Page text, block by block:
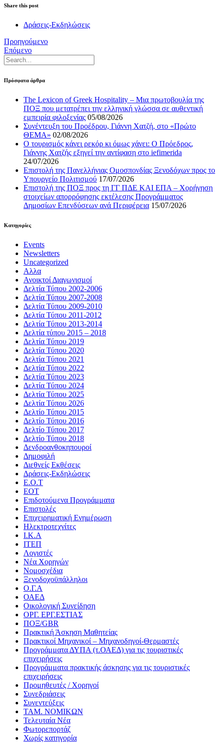
Share this post
Δράσεις-Εκδηλώσεις
Προηγούμενο
Επόμενο
Πρόσφατα άρθρα
The Lexicon of Greek Hospitality – Μια πρωτοβουλία της
ΠΟΞ που μετατρέπει την ελληνική γλώσσα σε αυθεντική
εμπειρία φιλοξενίας 05/08/2026
Συνέντευξη του Προέδρου, Γιάννη Χατζή, στο «Πρώτο
ΘΕΜΑ» 02/08/2026
Ο τουρισμός κάνει ρεκόρ κι όμως χάνει: Ο Πρόεδρος,
Γιάννης Χατζής εξηγεί την αντίφαση στο iefimerida
24/07/2026
Επιστολή της Πανελλήνιας Ομοσπονδίας Ξενοδόχων προς το
Υπουργείο Πολιτισμού 17/07/2026
Επιστολή της ΠΟΞ προς τη ΓΓ ΠΔΕ ΚΑΙ ΕΠΑ – Χορήγηση
στοιχείων απορρόφησης εκτέλεσης Προγράμματος
Δημοσίων Επενδύσεων ανά Περιφέρεια 15/07/2026
Kατηγορίες
Events
Newsletters
Uncategorized
Αλλα
Ανοικτοί Διαγωνισμoί
Δελτία Τύπου 2002-2006
Δελτία Τύπου 2007-2008
Δελτία Τύπου 2009-2010
Δελτία Τύπου 2011-2012
Δελτία Τύπου 2013-2014
Δελτία τύπου 2015 – 2018
Δελτία Τύπου 2019
Δελτία Τύπου 2020
Δελτία Τύπου 2021
Δελτία Τύπου 2022
Δελτία Τύπου 2023
Δελτία Τύπου 2024
Δελτία Τύπου 2025
Δελτία Τύπου 2026
Δελτίο Τύπου 2015
Δελτίο Τύπου 2016
Δελτίο Τύπου 2017
Δελτίο Τύπου 2018
Δενδροανθοκηπουροί
Δημοφιλή
Διεθνείς Εκθέσεις
Δράσεις-Εκδηλώσεις
Ε.Ο.Τ
ΕΟΤ
Επιδοτούμενα Προγράμματα
Επιστολές
Επιχειρηματική Ενημέρωση
Ηλεκτροτεχνίτες
Ι.Κ.Α
ΙΤΕΠ
Λογιστές
Νέα Χορηγών
Νομοσχέδια
Ξενοδοχοϋπάλληλοι
Ο.Γ.Α
ΟΑΕΔ
Οικολογική Συνείδηση
ΟΡΓ. ΕΡΓ.ΕΣΤΙΑΣ
ΠΟΞ/GBR
Πρακτική Άσκηση Μαθητείας
Πρακτικοί Μηχανικοί – Μηχανοδηγοί-Θερμαστές
Προγράμματα ΔΥΠΑ (τ.ΟΑΕΔ) για τις τουριστικές
επιχειρήσεις
Προγράμματα πρακτικής άσκησης για τις τουριστικές
επιχειρήσεις
Προμηθευτές / Χορηγοί
Συνεδριάσεις
Συνεντεύξεις
ΤΑΜ. ΝΟΜΙΚΩΝ
Τελευταία Νέα
Φωτορεπορτάζ
Χωρίς κατηγορία